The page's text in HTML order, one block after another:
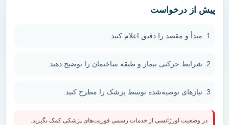
پیش از درخواست
مبدأ و مقصد را دقیق اعلام کنید.
شرایط حرکتی بیمار و طبقه ساختمان را توضیح دهید.
نیازهای توصیه‌شده توسط پزشک را مطرح کنید.
در وضعیت اورژانسی از خدمات رسمی فوریت‌های پزشکی کمک بگیرید.